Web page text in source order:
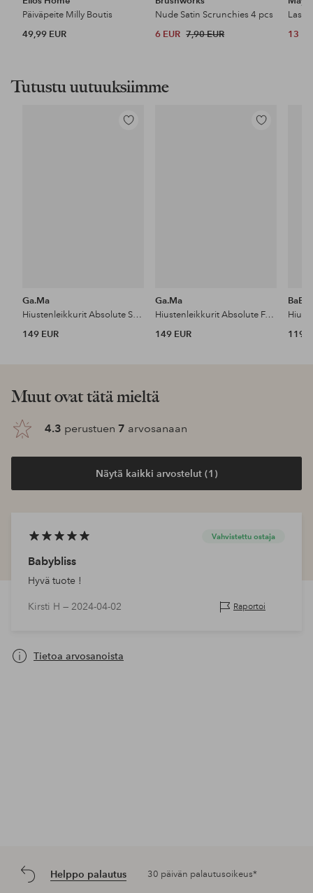
Päiväpeite Milly Boutis
49,99 EUR
Nude Satin Scrunchies 4 pcs
6 EUR 7,90 EUR 13
Tutustu uutuuksiimme
Lisää
Ga.Ma
Hiustenleikkurit Absolute Smooth SMB5024
149 EUR
Lisää
Ga.Ma
Hiustenleikkurit Absolute Fade SMB5023
149 EUR
119
Muut ovat tätä mieltä
4.3 perustuen 7 arvosanaan
Näytä kaikki arvostelut (1)
Vahvistettu ostaja
Babybliss
Hyvä tuote !
Kirsti H — 2024-04-02 Raportoi
Tietoa arvosanoista
Helppo palautus 30 päivän palautusoikeus*